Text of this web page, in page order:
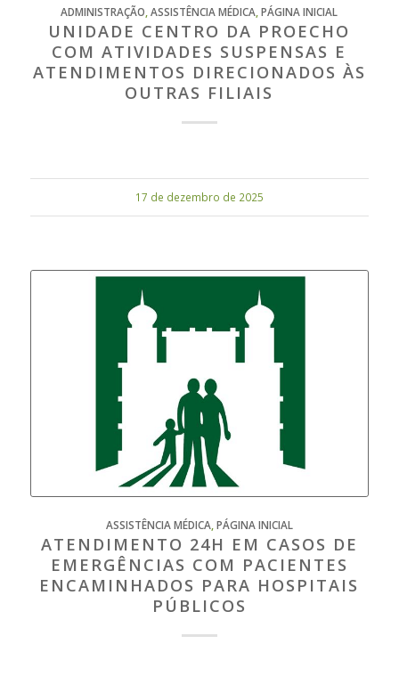
ADMINISTRAÇÃO,ASSISTÊNCIA MÉDICA,PÁGINA INICIAL
UNIDADE CENTRO DA PROECHO
COM ATIVIDADES SUSPENSAS E
ATENDIMENTOS DIRECIONADOS ÀS
OUTRAS FILIAIS
17 de dezembro de 2025
ASSISTÊNCIA MÉDICA, PÁGINA INICIAL
ATENDIMENTO 24H EM CASOS DE
EMERGÊNCIAS COM PACIENTES
ENCAMINHADOS PARA HOSPITAIS
PÚBLICOS